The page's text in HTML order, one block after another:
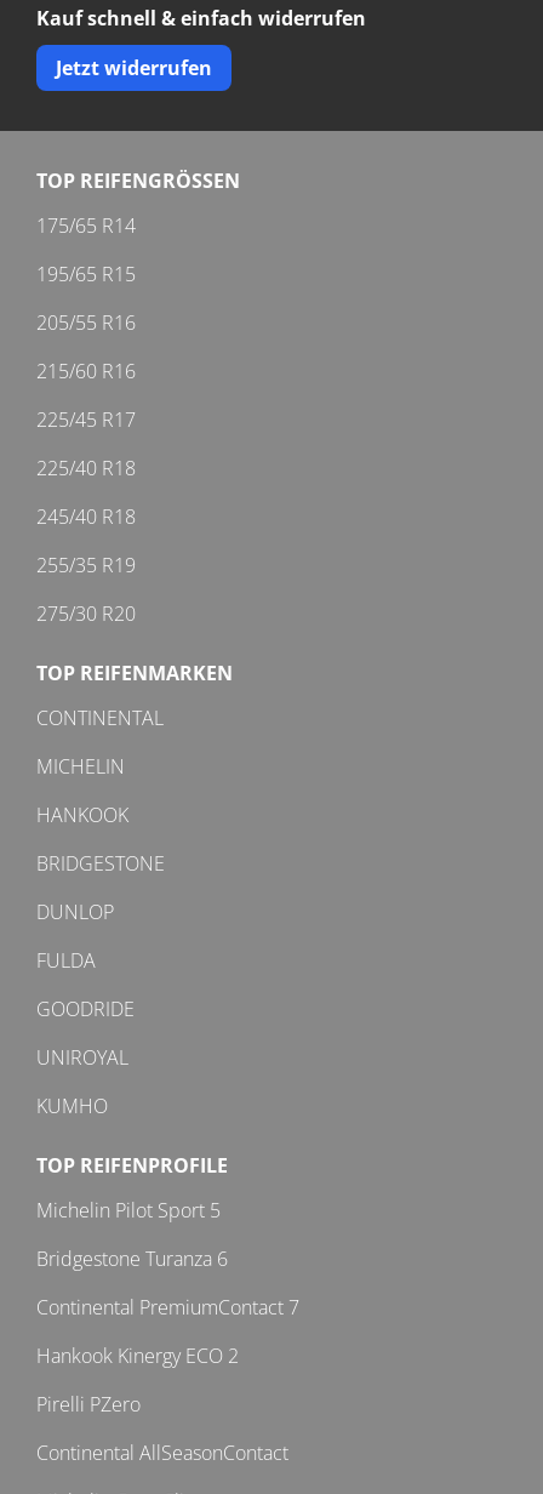
Kauf schnell & einfach widerrufen
Jetzt widerrufen
TOP REIFENGRÖSSEN
175/65 R14
195/65 R15
205/55 R16
215/60 R16
225/45 R17
225/40 R18
245/40 R18
255/35 R19
275/30 R20
TOP REIFENMARKEN
CONTINENTAL
MICHELIN
HANKOOK
BRIDGESTONE
DUNLOP
FULDA
GOODRIDE
UNIROYAL
KUMHO
TOP REIFENPROFILE
Michelin Pilot Sport 5
Bridgestone Turanza 6
Continental PremiumContact 7
Hankook Kinergy ECO 2
Pirelli PZero
Continental AllSeasonContact